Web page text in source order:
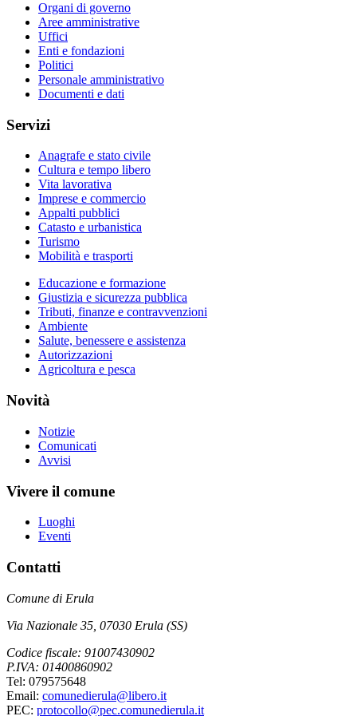
Organi di governo
Aree amministrative
Uffici
Enti e fondazioni
Politici
Personale amministrativo
Documenti e dati
Servizi
Anagrafe e stato civile
Cultura e tempo libero
Vita lavorativa
Imprese e commercio
Appalti pubblici
Catasto e urbanistica
Turismo
Mobilità e trasporti
Educazione e formazione
Giustizia e sicurezza pubblica
Tributi, finanze e contravvenzioni
Ambiente
Salute, benessere e assistenza
Autorizzazioni
Agricoltura e pesca
Novità
Notizie
Comunicati
Avvisi
Vivere il comune
Luoghi
Eventi
Contatti
Comune di Erula
Via Nazionale 35, 07030 Erula (SS)
Codice fiscale: 91007430902
P.IVA: 01400860902
Tel: 079575648
Email: comunedierula@libero.it
PEC: protocollo@pec.comunedierula.it